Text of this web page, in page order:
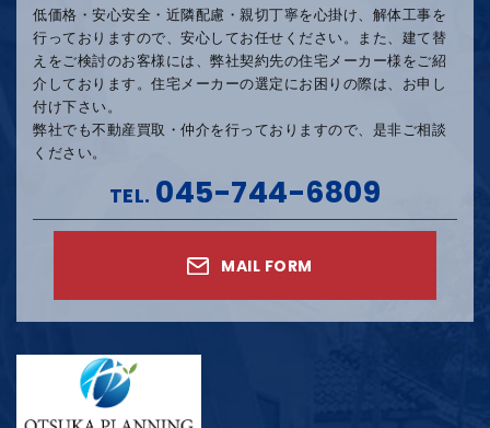
低価格・安心安全・近隣配慮・親切丁寧を心掛け、 解体工事を
行っておりますので、安心してお任せください。
また、建て替
えをご検討のお客様には、弊社契約先の住宅メーカー様をご紹
介しております。 住宅メーカーの選定にお困りの際は、お申し
付け下さい。
弊社でも不動産買取・仲介を行っておりますので、是非ご相談
ください。
TEL. 045-744-6809
MAIL FORM